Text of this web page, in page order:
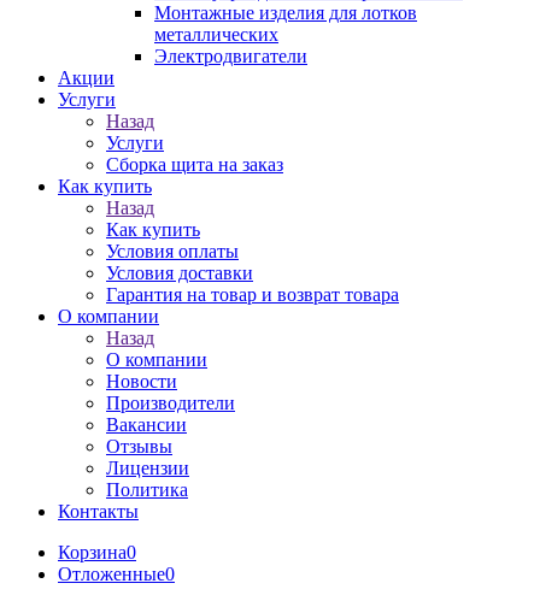
Монтажные изделия для лотков
металлических
Электродвигатели
Акции
Услуги
Назад
Услуги
Сборка щита на заказ
Как купить
Назад
Как купить
Условия оплаты
Условия доставки
Гарантия на товар и возврат товара
О компании
Назад
О компании
Новости
Производители
Вакансии
Отзывы
Лицензии
Политика
Контакты
Корзина0
Отложенные0